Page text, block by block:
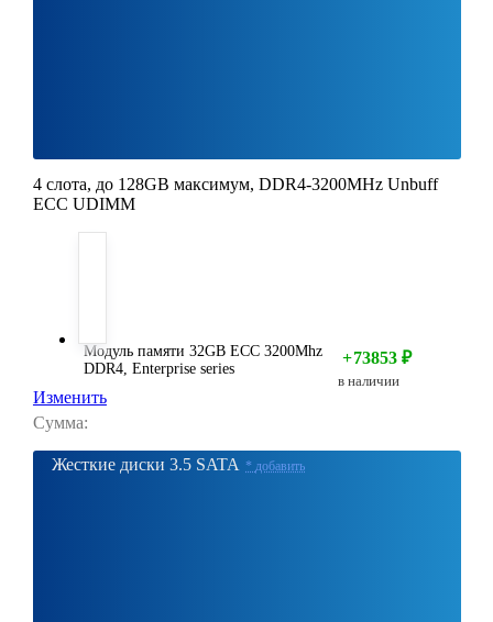
4 слота, до 128GB максимум, DDR4-3200MHz Unbuff
ECC UDIMM
Модуль памяти 32GB ECC 3200Mhz
DDR4, Enterprise series
+73853 ₽
в наличии
Изменить
Сумма:
Жесткие диски 3.5 SATA *добавить